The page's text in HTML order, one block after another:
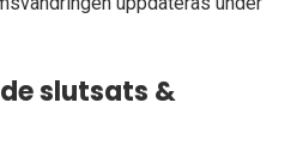
slutsats &